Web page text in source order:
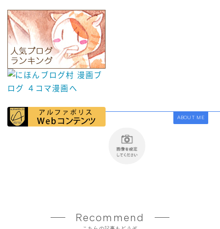
ABOUT ME
Recommend